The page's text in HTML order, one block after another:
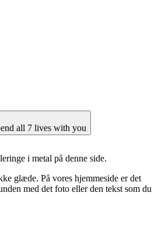
all 7 lives with you
i metal på denne side.
glæde. På vores hjemmeside er det
med det foto eller den tekst som du